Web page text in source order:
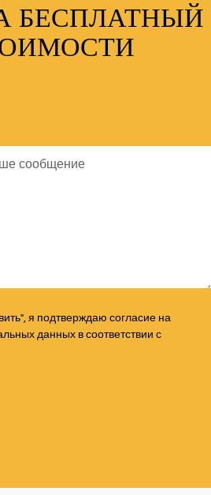
БЕСПЛАТНЫЙ
я подтверждаю согласие на
данных в соответствии с